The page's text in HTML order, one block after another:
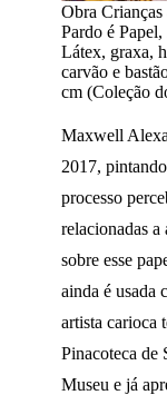
Obra Crianças
Pardo é Papel,
Látex, graxa,
carvão e
cm (Coleção
Maxwell
2017,
processo
relacionadas
sobre esse
ainda é usada
artista carioca
Pinacoteca
Museu e já